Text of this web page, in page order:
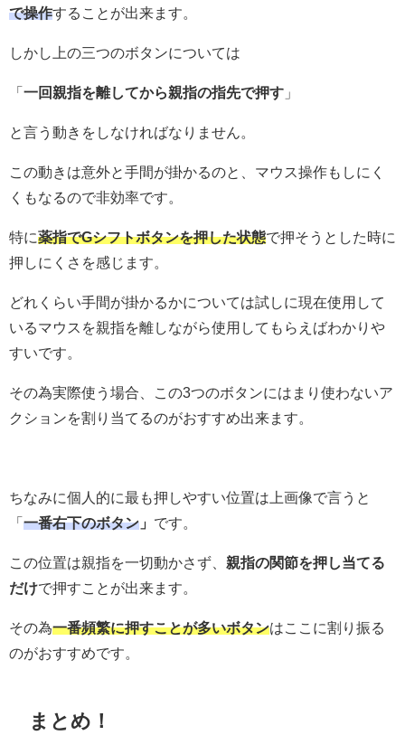
で操作することが出来ます。
しかし上の三つのボタンについては
「 一回親指を離してから親指の指先で押す 」
と言う動きをしなければなりません。
この動きは意外と手間が掛かるのと、マウス操作もしにく
くもなるので非効率です。
特に薬指でGシフトボタンを押した状態で押そうとした時に
押しにくさを感じます。
どれくらい手間が掛かるかについては試しに現在使用して
いるマウスを親指を離しながら使用してもらえばわかりや
すいです。
その為実際使う場合、この3つのボタンにはまり使わないア
クションを割り当てるのがおすすめ出来ます。
ちなみに個人的に最も押しやすい位置は上画像で言うと
「 一番右下のボタン 」 です。
この位置は親指を一切動かさず、 親指の関節を押し当てる
だけで押すことが出来ます。
その為一番頻繁に押すことが多いボタンはここに割り振る
のがおすすめです。
まとめ！